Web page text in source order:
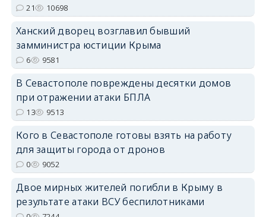
21 10698
Ханский дворец возглавил бывший
замминистра юстиции Крыма
6 9581
В Севастополе повреждены десятки домов
при отражении атаки БПЛА
13 9513
Кого в Севастополе готовы взять на работу
для защиты города от дронов
0 9052
Двое мирных жителей погибли в Крыму в
результате атаки ВСУ беспилотниками